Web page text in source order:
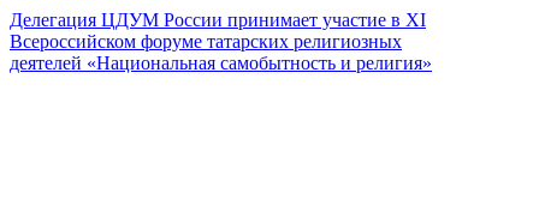
Делегация ЦДУМ России принимает участие в XI
Всероссийском форуме татарских религиозных
деятелей «Национальная самобытность и религия»